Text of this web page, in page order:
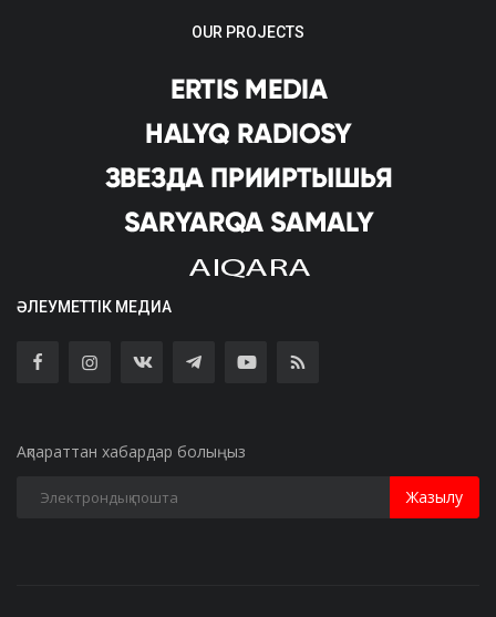
OUR PROJECTS
ӘЛЕУМЕТТІК МЕДИА
Ақпараттан хабардар болыңыз
Жазылу